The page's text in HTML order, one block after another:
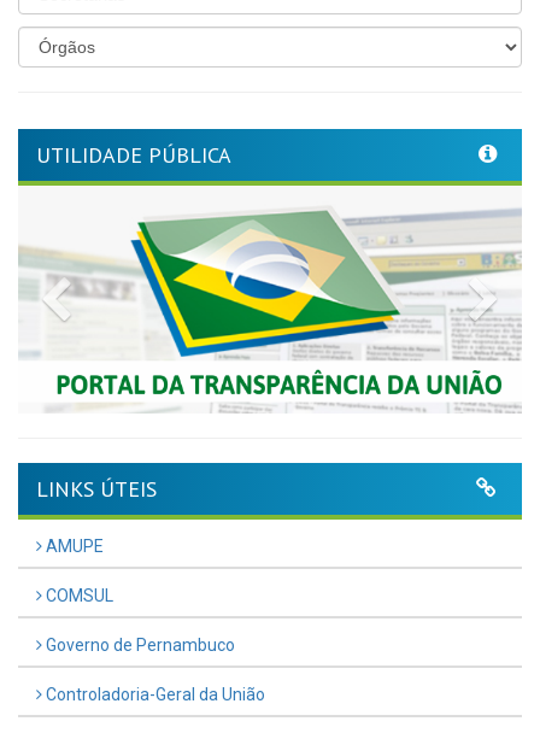
UTILIDADE PÚBLICA
Previous
LINKS ÚTEIS
AMUPE
COMSUL
Governo de Pernambuco
Controladoria-Geral da União